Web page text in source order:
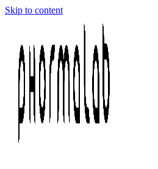
Skip to content